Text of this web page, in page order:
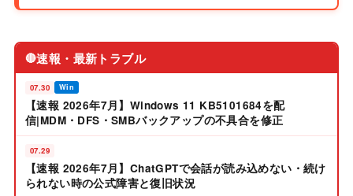
🔴速報・最新トラブル
07.30 Win
【速報 2026年7月】Windows 11 KB5101684を配
信|MDM・DFS・SMBバックアップの不具合を修正
07.29
【速報 2026年7月】ChatGPTで会話が読み込めない・続け
られない時の公式障害と復旧状況